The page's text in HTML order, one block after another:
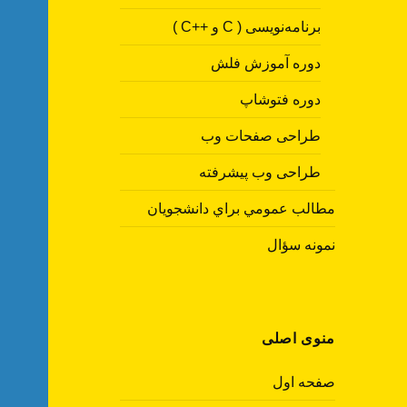
برنامه‌نویسی ( C و ++C )
دوره آموزش فلش
دوره فتوشاپ
طراحی صفحات وب
طراحی وب پیشرفته
مطالب عمومي براي دانشجويان
نمونه سؤال
منوی اصلی
صفحه اول